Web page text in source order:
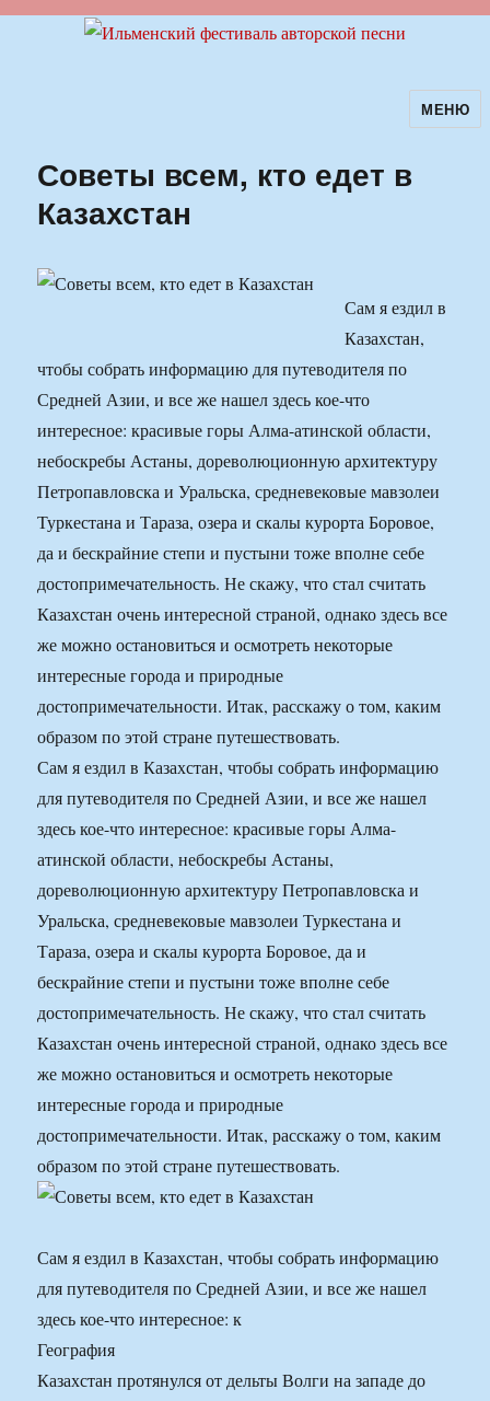
Ильменский фестиваль авторскойМЕНЮ
Советы всем, кто едет в
Казахстан
Сам я ездил в
Казахстан,
чтобы собрать информацию для путеводителя по
Средней Азии, и все же нашел здесь кое-что
интересное: красивые горы Алма-атинской области,
небоскребы Астаны, дореволюционную архитектуру
Петропавловска и Уральска, средневековые мавзолеи
Туркестана и Тараза, озера и скалы курорта Боровое,
да и бескрайние степи и пустыни тоже вполне себе
достопримечательность. Не скажу, что стал считать
Казахстан очень интересной страной, однако здесь все
же можно остановиться и осмотреть некоторые
интересные города и природные
достопримечательности. Итак, расскажу о том, каким
образом по этой стране путешествовать.
Сам я ездил в Казахстан, чтобы собрать информацию
для путеводителя по Средней Азии, и все же нашел
здесь кое-что интересное: красивые горы Алма-
атинской области, небоскребы Астаны,
дореволюционную архитектуру Петропавловска и
Уральска, средневековые мавзолеи Туркестана и
Тараза, озера и скалы курорта Боровое, да и
бескрайние степи и пустыни тоже вполне себе
достопримечательность. Не скажу, что стал считать
Казахстан очень интересной страной, однако здесь все
же можно остановиться и осмотреть некоторые
интересные города и природные
достопримечательности. Итак, расскажу о том, каким
образом по этой стране путешествовать.
Сам я ездил в Казахстан, чтобы собрать информацию
для путеводителя по Средней Азии, и все же нашел
здесь кое-что интересное: к
География
Казахстан протянулся от дельты Волги на западе до